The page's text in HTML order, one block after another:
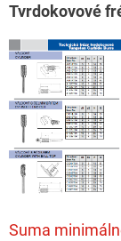
Tvrdokovové
Suma